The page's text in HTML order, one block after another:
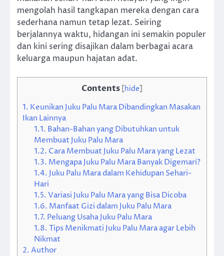
mengolah hasil tangkapan mereka dengan cara
sederhana namun tetap lezat. Seiring
berjalannya waktu, hidangan ini semakin populer
dan kini sering disajikan dalam berbagai acara
keluarga maupun hajatan adat.
Contents [hide]
1. Keunikan Juku Palu Mara Dibandingkan Masakan
Ikan Lainnya
1.1. Bahan-Bahan yang Dibutuhkan untuk
Membuat Juku Palu Mara
1.2. Cara Membuat Juku Palu Mara yang Lezat
1.3. Mengapa Juku Palu Mara Banyak Digemari?
1.4. Juku Palu Mara dalam Kehidupan Sehari-
Hari
1.5.Variasi Juku Palu Mara yang Bisa Dicoba
1.6. Manfaat Gizi dalam Juku Palu Mara
1.7. Peluang Usaha Juku Palu Mara
1.8.Tips Menikmati Juku Palu Mara agar Lebih
Nikmat
2.Author